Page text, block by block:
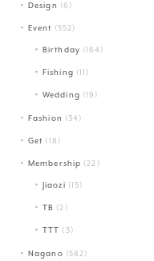
Design (6)
Event (552)
Birthday (164)
Fishing (11)
Wedding (19)
Fashion (34)
Get (18)
Membership (22)
Jiaozi (15)
TB (2)
TTT (3)
Nagano (582)